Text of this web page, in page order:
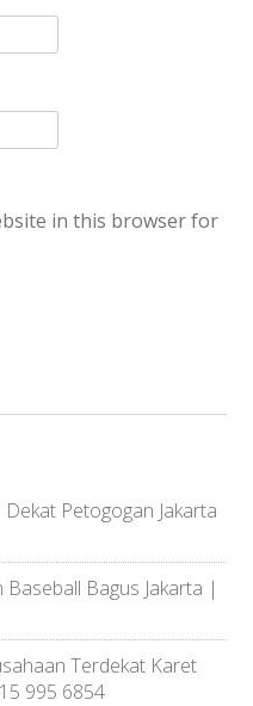
in this browser for
Petogogan Jakarta
Bagus Jakarta |
Terdekat Karet
995 6854